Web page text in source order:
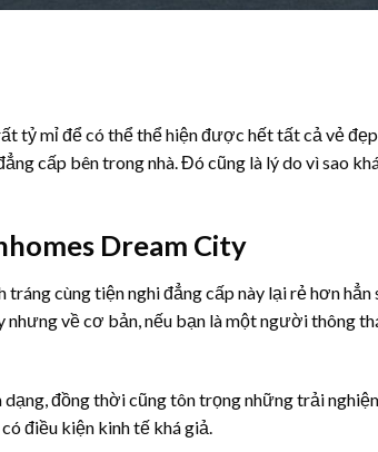
tỷ mỉ để có thể thể hiện được hết tất cả vẻ
cấp bên trong nhà. Đó cũng là lý do vì sao
Dream City
cùng tiện nghi đẳng cấp này lại rẻ hơn
nhưng về cơ bản, nếu bạn là một người thông
đồng thời cũng tôn trọng những trải
điều kiện kinh tế khá giả.